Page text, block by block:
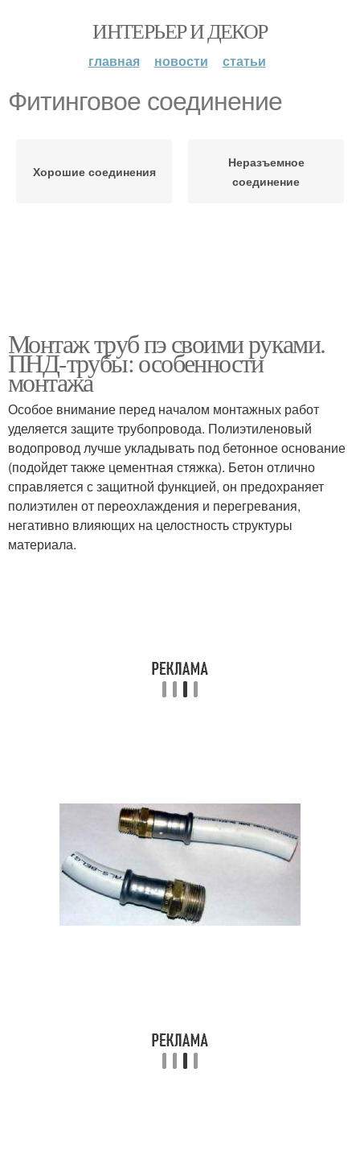
ИНТЕРЬЕР И ДЕКОР
главная новости статьи
Фитинговое соединение
Хорошие соединения
Неразъемное
соединение
Монтаж труб пэ своими руками.
ПНД-трубы: особенности
монтажа
Особое внимание перед началом монтажных работ
уделяется защите трубопровода. Полиэтиленовый
водопровод лучше укладывать под бетонное основание
(подойдет также цементная стяжка). Бетон отлично
справляется с защитной функцией, он предохраняет
полиэтилен от переохлаждения и перегревания,
негативно влияющих на целостность структуры
материала.